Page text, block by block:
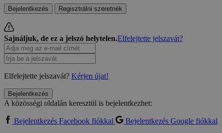
Bejelentkezés Regisztrálni szeretnék
Sajnáljuk, de ez a jelszó helytelen.Elfelejtette jelszavát?
Elfelejtette jelszavát? Kérjen újat!
Bejelentkezés
A közösségi oldalán keresztül is bejelentkezhet:
Bejelentkezés Facebook fiókkal
Bejelentkezés Google fiókkal